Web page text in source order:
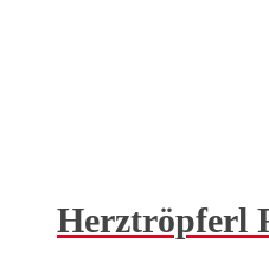
Herztröpferl